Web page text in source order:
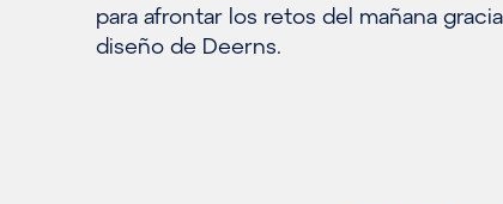
para afrontar los retos del mañana
diseño de Deerns.